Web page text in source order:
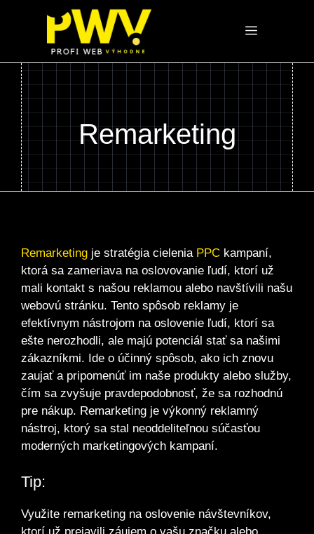
Menu
Remarketing
Remarketing je stratégia cielenia PPC kampaní,
ktorá sa zameriava na oslovovanie ľudí, ktorí už
mali kontakt s našou reklamou alebo navštívili našu
webovú stránku. Tento spôsob reklamy je
efektívnym nástrojom na oslovenie ľudí, ktorí sa
ešte nerozhodli, ale majú potenciál stať sa našimi
zákazníkmi. Ide o účinný spôsob, ako ich znovu
zaujať a pripomenúť im naše produkty alebo služby,
čím sa zvyšuje pravdepodobnosť, že sa rozhodnú
pre nákup. Remarketing je výkonný reklamný
nástroj, ktorý sa stal neoddeliteľnou súčasťou
moderných marketingových kampaní.
Tip:
Využite remarketing na oslovenie návštevníkov,
ktorí už prejavili záujem o vašu značku alebo